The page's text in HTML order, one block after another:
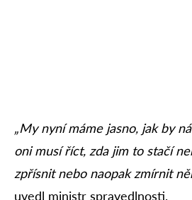
„My nyní máme jasno, jak by
oni musí říct, zda jim to stačí
zpřísnit nebo naopak zmírnit
uvedl ministr spravedlnosti.